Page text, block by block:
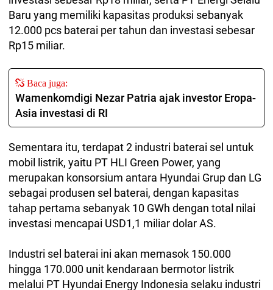
Baru yang memiliki kapasitas produksi sebanyak
12.000 pcs baterai per tahun dan investasi sebesar
Rp15 miliar.
Baca juga:
Wamenkomdigi Nezar Patria ajak investor Eropa-
Asia investasi di RI
Sementara itu, terdapat 2 industri baterai sel untuk
mobil listrik, yaitu PT HLI Green Power, yang
merupakan konsorsium antara Hyundai Grup dan LG
sebagai produsen sel baterai, dengan kapasitas
tahap pertama sebanyak 10 GWh dengan total nilai
investasi mencapai USD1,1 miliar dolar AS.
Industri sel baterai ini akan memasok 150.000
hingga 170.000 unit kendaraan bermotor listrik
melalui PT Hyundai Energy Indonesia selaku industri